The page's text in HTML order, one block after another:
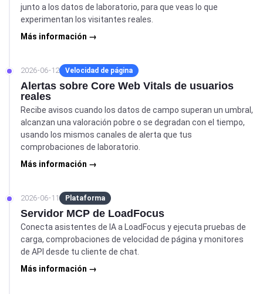
junto a los datos de laboratorio, para que veas lo que
experimentan los visitantes reales.
Más información →
2026-06-12 Velocidad de página
Alertas sobre Core Web Vitals de usuarios
reales
Recibe avisos cuando los datos de campo superan un umbral,
alcanzan una valoración pobre o se degradan con el tiempo,
usando los mismos canales de alerta que tus
comprobaciones de laboratorio.
Más información →
2026-06-11 Plataforma
Servidor MCP de LoadFocus
Conecta asistentes de IA a LoadFocus y ejecuta pruebas de
carga, comprobaciones de velocidad de página y monitores
de API desde tu cliente de chat.
Más información →